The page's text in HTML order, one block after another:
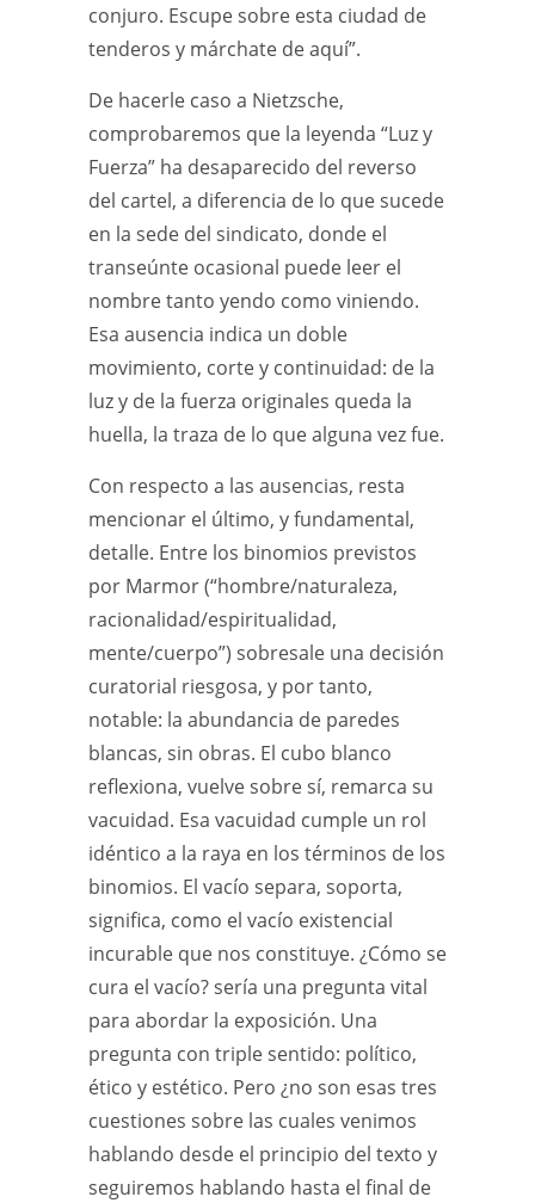
conjuro. Escupe sobre esta ciudad de
tenderos y márchate de aquí”.
De hacerle caso a Nietzsche,
comprobaremos que la leyenda “Luz y
Fuerza” ha desaparecido del reverso
del cartel, a diferencia de lo que sucede
en la sede del sindicato, donde el
transeúnte ocasional puede leer el
nombre tanto yendo como viniendo.
Esa ausencia indica un doble
movimiento, corte y continuidad: de la
luz y de la fuerza originales queda la
huella, la traza de lo que alguna vez fue.
Con respecto a las ausencias, resta
mencionar el último, y fundamental,
detalle. Entre los binomios previstos
por Marmor (“hombre/naturaleza,
racionalidad/espiritualidad,
mente/cuerpo”) sobresale una decisión
curatorial riesgosa, y por tanto,
notable: la abundancia de paredes
blancas, sin obras. El cubo blanco
reflexiona, vuelve sobre sí, remarca su
vacuidad. Esa vacuidad cumple un rol
idéntico a la raya en los términos de los
binomios. El vacío separa, soporta,
significa, como el vacío existencial
incurable que nos constituye. ¿Cómo se
cura el vacío? sería una pregunta vital
para abordar la exposición. Una
pregunta con triple sentido: político,
ético y estético. Pero ¿no son esas tres
cuestiones sobre las cuales venimos
hablando desde el principio del texto y
seguiremos hablando hasta el final de